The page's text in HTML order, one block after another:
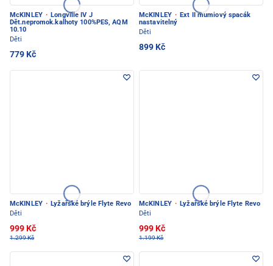
McKINLEY · Longville IV J
Dět.nepromok.kalhoty 100%PES, AQM
10.10
Děti
779 Kč
McKINLEY · Ext II mumiový spacák
nastavitelný
Děti
899 Kč
McKINLEY · Lyžařské brýle Flyte Revo
Děti
999 Kč
1.299 Kč
McKINLEY · Lyžařské brýle Flyte Revo
Děti
999 Kč
1.199 Kč